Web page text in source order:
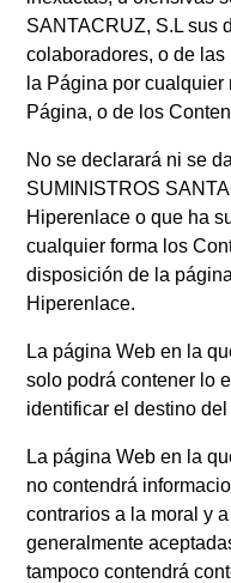
SANTACRUZ, S.L sus
colaboradores, o de
la Página por
Página, o de los
No se declarará ni se
SUMINISTROS
Hiperenlace o que ha
cualquier forma los
disposición de la
Hiperenlace.
La página Web en la
solo podrá contener lo
identificar el destino
La página Web en la
no contendrá
contrarios a la moral y
generalmente
tampoco contendrá